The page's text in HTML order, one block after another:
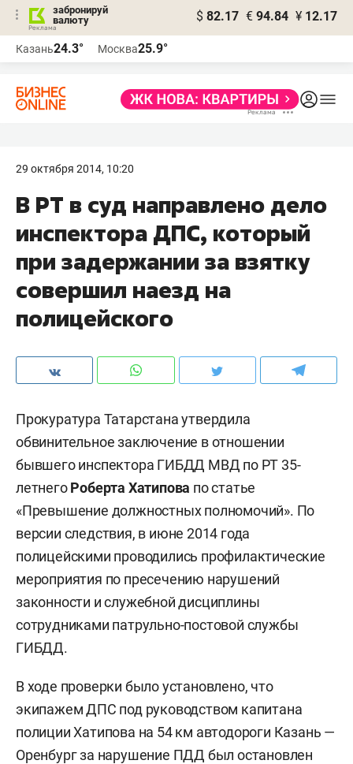
забронируй
валюту
$ 82.17 € 94.84 ¥ 12.17
Казань24.3° Москва25.9°
29 октября 2014, 10:20
В РТ в суд направлено дело
инспектора ДПС, который
при задержании за взятку
совершил наезд на
полицейского
Прокуратура Татарстана утвердила
обвинительное заключение в отношении
бывшего инспектора ГИБДД МВД по РТ 35-
летнегоРоберта Хатипова по статье
«Превышение должностных полномочий». По
версии следствия, в июне 2014 года
полицейскими проводились профилактические
мероприятия по пресечению нарушений
законности и служебной дисциплины
сотрудниками патрульно-постовой службы
ГИБДД.
В ходе проверки было установлено, что
экипажем ДПС под руководством капитана
полиции Хатипова на 54 км автодороги Казань —
Оренбург за нарушение ПДД был остановлен